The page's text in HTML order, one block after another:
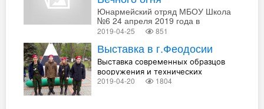
Юнармейский отряд МБОУ Школа
№6 24 апреля 2019 года в
г.Феодосия принял участие
которое состоялось у памятника
Вечного огня и было посвящено
74-й годовщине Победы в Великой
Отечественной Войне, 75-й
годовщине освобождения Крыма.
2019-04-25 851
Выставка в г.Феодосии
Выставка современных образцов
вооружения и технических
инноваций в г.Феодосии
2019-04-20 1804